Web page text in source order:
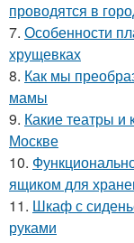
проводятся в
7. Особенности
хрущевках
8. Как мы
мамы
9. Какие театры
Москве
10.
ящиком для
11. Шкаф с
руками